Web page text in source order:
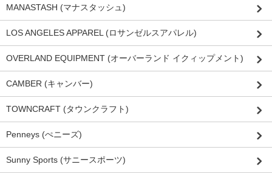
MANASTASH (マナスタッシュ)
LOS ANGELES APPAREL (ロサンゼルスアパレル)
OVERLAND EQUIPMENT (オーバーランド イクィップメント)
CAMBER (キャンバー)
TOWNCRAFT (タウンクラフト)
Penneys (ぺニーズ)
Sunny Sports (サニースポーツ)